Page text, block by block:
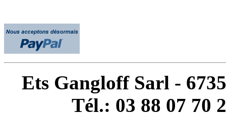
Ets Gangloff Sarl -
Tél.: 03 88 07 70